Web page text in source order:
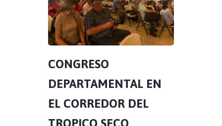
CONGRESO
DEPARTAMENTAL EN
EL CORREDOR DEL
TROPICO SECO